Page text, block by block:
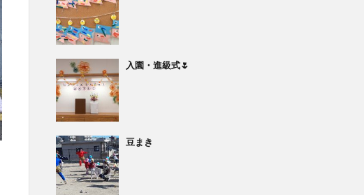
入園・進級式🌷
豆まき